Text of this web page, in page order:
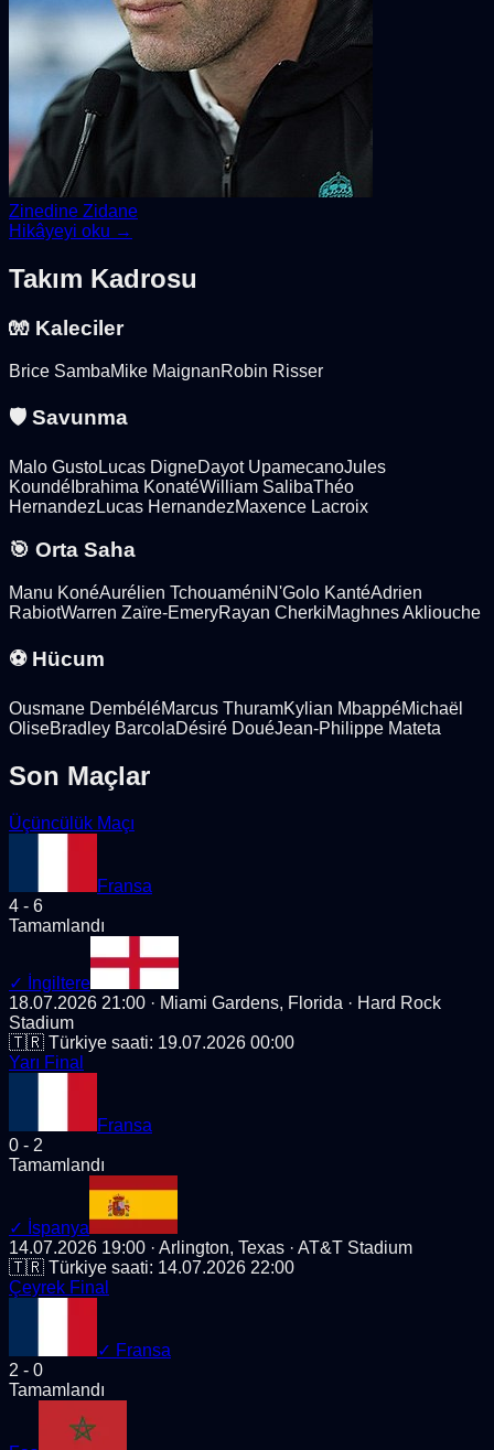
Zinedine Zidane
Hikâyeyi oku →
Takım Kadrosu
🧤 Kaleciler
Brice SambaMike MaignanRobin Risser
🛡️ Savunma
Malo GustoLucas DigneDayot UpamecanoJules
Koundé Ibrahima KonatéWilliam SalibaThéo
HernandezLucas HernandezMaxence Lacroix
🎯 Orta Saha
Manu KonéAurélien TchouaméniN'Golo KantéAdrien
RabiotWarren Zaïre-EmeryRayan CherkiMaghnes Akliouche
⚽ Hücum
Ousmane DembéléMarcus ThuramKylian MbappéMichaël
OliseBradley BarcolaDésiré DouéJean-Philippe Mateta
Son Maçlar
Üçüncülük Maçı
Fransa
4 - 6
Tamamlandı
✓
İngiltere
18.07.2026 21:00 · Miami Gardens, Florida · Hard Rock
Stadium
🇹🇷 Türkiye saati: 19.07.2026 00:00
Yarı Final
Fransa
0 - 2
Tamamlandı
✓ İspanya
14.07.2026 19:00 · Arlington, Texas · AT&T Stadium
🇹🇷 Türkiye saati: 14.07.2026 22:00
Çeyrek Final
✓ Fransa
2 - 0
Tamamlandı